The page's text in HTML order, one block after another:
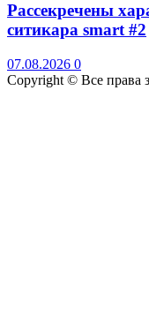
Рассекречены
ситикара smart #2
07.08.2026 0
Copyright © Все права